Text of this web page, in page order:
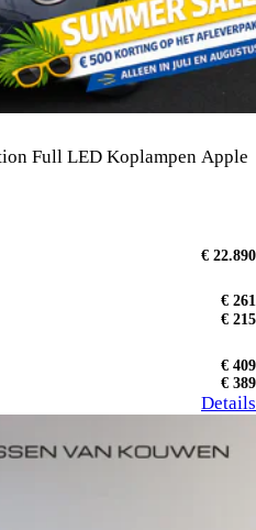
Full LED Koplampen Apple
€ 22.890
€ 261
€ 215
€ 409
€ 389
Details